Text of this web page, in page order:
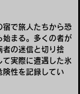
宿で旅人たちから恐
始まる。多くの者が
者の迷信と切り捨
て実際に遭遇した氷
険性を記録してい